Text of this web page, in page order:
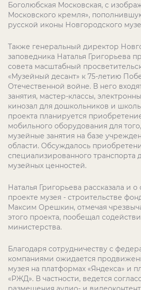
Боголюбская Московская, с
Московского кремля»,
русской иконы Новгородского
Также генеральный директор
заповедника Наталья Григорьева
совета масштабный
«Музейный десант» к 75-летию
Отечественной войне. В него
занятия, мастер-классы,
кинозал для дошкольников и
проекта планируется
мобильного оборудования для
музейные занятия на базе
области. Обсуждалось
специализированного транспорта
музейных ценностей.
Наталья Григорьева рассказала и
проекте музея - строительстве
Максим Орешкин, отмечая
этого проекта, пообещал
министерства.
Благодаря сотрудничеству с
компаниями ожидается
музея на платформах «Яндекса» и
«РЖД». В частности, ведется